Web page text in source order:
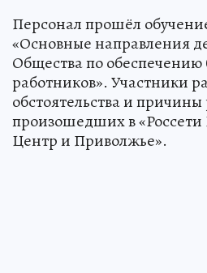
Персонал прошёл
«Основные направления
Общества по обеспечению
работников». Участники
обстоятельства и
произошедших в «Россети
Центр и Приволжье».